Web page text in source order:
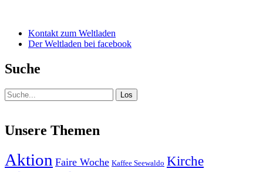
Kontakt zum Weltladen
Der Weltladen bei facebook
Suche
Suche
Unsere Themen
Aktion Faire Woche Kaffee Seewaldo Kirche